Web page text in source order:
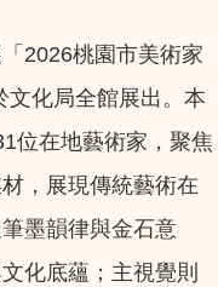
2026桃園市美術家
文化局全館展出。本
位在地藝術家，聚焦
，展現傳統藝術在
墨韻律與金石意
化底蘊；主視覺則